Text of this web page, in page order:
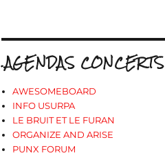
.AGENDAS CONCERTS
AWESOMEBOARD
INFO USURPA
LE BRUIT ET LE FURAN
ORGANIZE AND ARISE
PUNX FORUM